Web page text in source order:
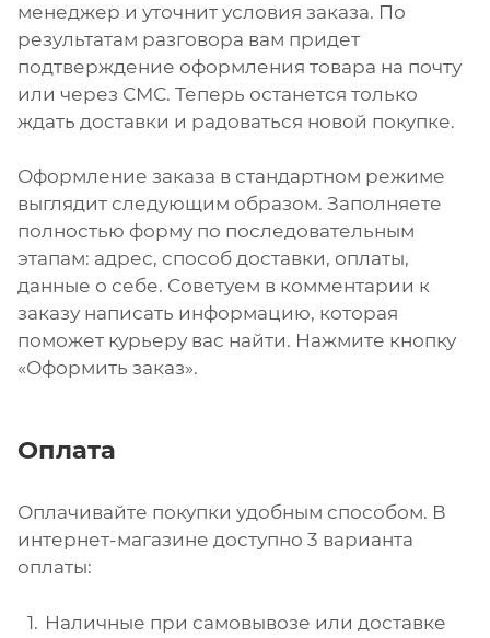
менеджер и уточнит условия заказа. По
результатам разговора вам придет
подтверждение оформления товара на почту
или через СМС. Теперь останется только
ждать доставки и радоваться новой покупке.
Оформление заказа в стандартном режиме
выглядит следующим образом. Заполняете
полностью форму по последовательным
этапам: адрес, способ доставки, оплаты,
данные о себе. Советуем в комментарии к
заказу написать информацию, которая
поможет курьеру вас найти. Нажмите кнопку
«Оформить заказ».
Оплата
Оплачивайте покупки удобным способом. В
интернет-магазине доступно 3 варианта
оплаты:
Наличные при самовывозе или доставке